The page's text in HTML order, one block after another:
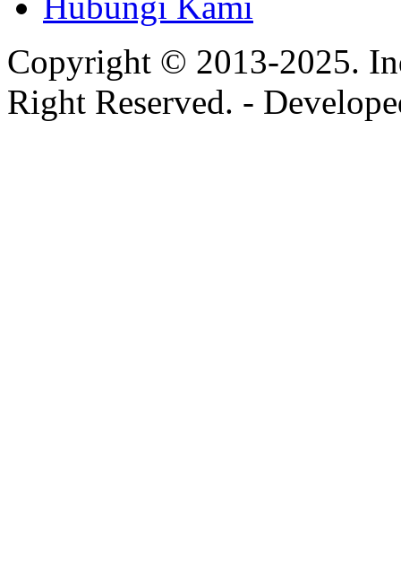
Copyright © 2013-2025.
Right Reserved. -